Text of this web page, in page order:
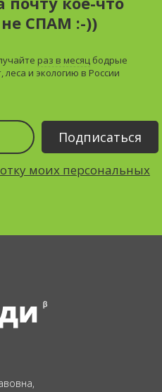
не СПАМ :-))
раз в месяц бодрые
и экологию в России
моих персональных